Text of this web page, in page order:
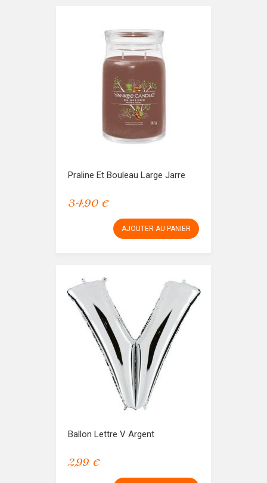
Praline Et Bouleau Large Jarre
34,90 €
AJOUTER AU PANIER
Ballon Lettre V Argent
2,99 €